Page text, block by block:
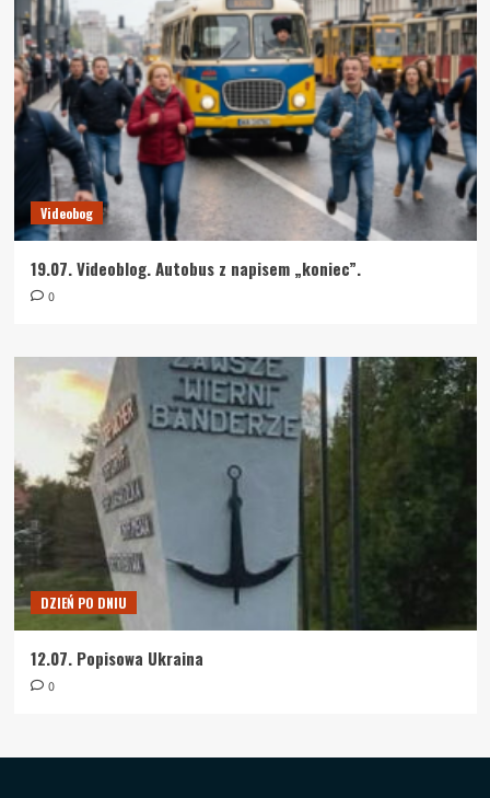
Videobog
19.07. Videoblog. Autobus z napisem „koniec”.
0
DZIEŃ PO DNIU
12.07. Popisowa Ukraina
0